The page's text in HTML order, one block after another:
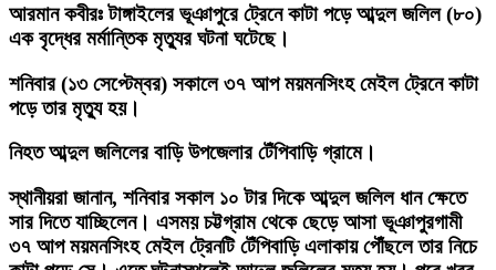
আরমান কবীরঃটাঙ্গাইলের ভূঞাপুরে ট্রেনে কাটা পড়ে আব্দুল জলিল (৮০)
এক বৃদ্ধের মর্মান্তিক মৃত্যুর ঘটনা ঘটেছে।
শনিবার (১৩ সেপ্টেম্বর) সকালে ৩৭ আপ ময়মনসিংহ মেইল ট্রেনে কাটা
পড়ে তার মৃত্যু হয়।
নিহত আব্দুল জলিলের বাড়ি উপজেলার টেঁপিবাড়ি গ্রামে।
স্থানীয়রা জানান, শনিবার সকাল ১০ টার দিকে আব্দুল জলিল ধান ক্ষেতে
সার দিতে যাচ্ছিলেন। এসময় চট্টগ্রাম থেকে ছেড়ে আসা ভূঞাপুরগামী
৩৭ আপ ময়মনসিংহ মেইল ট্রেনটি টেঁপিবাড়ি এলাকায় পৌঁছলে তার নিচে